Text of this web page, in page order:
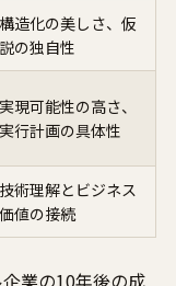
構造化の美しさ、仮
説の独自性
実現可能性の高さ、
実行計画の具体性
技術理解とビジネス
価値の接続
業の10年後の成